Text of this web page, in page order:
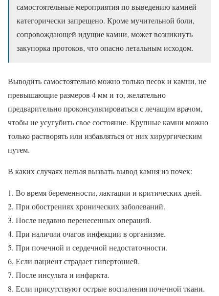
самостоятельные мероприятия по выведению камней
категорически запрещено. Кроме мучительной боли,
сопровождающей идущие камни, может возникнуть
закупорка протоков, что опасно летальным исходом.
Выводить самостоятельно можно только песок и камни, не
превышающие размеров 4 мм и то, желательно
предварительно проконсультироваться с лечащим врачом,
чтобы не усугубить свое состояние. Крупные камни можно
только растворять или избавляться от них хирургическим
путем.
В каких случаях нельзя вызвать вывод камня из почек:
Во время беременности, лактации и критических дней.
При обострениях хронических заболеваний.
После недавно перенесенных операций.
При наличии очагов инфекции в организме.
При почечной и сердечной недостаточности.
Если пациент страдает гипертонией.
После инсульта и инфаркта.
Если присутствуют острые воспаления почечной ткани.